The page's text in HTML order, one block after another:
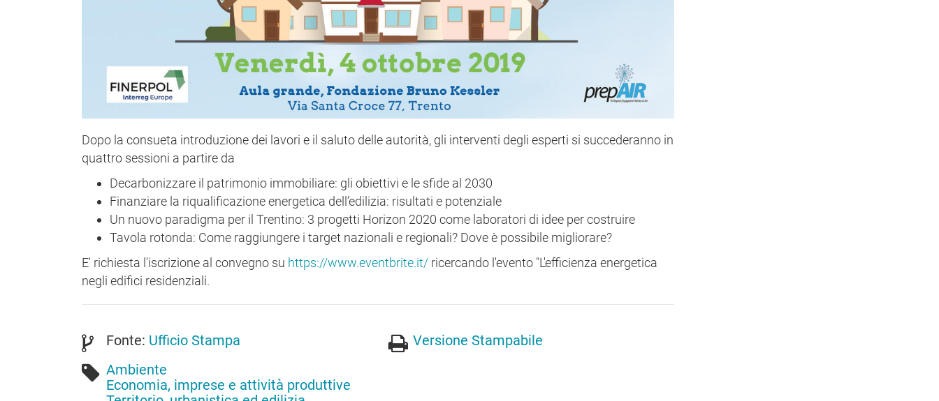
Dopo la consueta introduzione dei lavori e il saluto delle autorità, gli interventi degli esperti si succederanno in
quattro sessioni a partire da
Decarbonizzare il patrimonio immobiliare: gli obiettivi e le sfide al 2030
Finanziare la riqualificazione energetica dell’edilizia: risultati e potenziale
Un nuovo paradigma per il Trentino: 3 progetti Horizon 2020 come laboratori di idee per costruire
Tavola rotonda: Come raggiungere i target nazionali e regionali? Dove è possibile migliorare?
E' richiesta l'iscrizione al convegno su https://www.eventbrite.it/ ricercando l'evento "L'efficienza energetica
negli edifici residenziali.
Fonte: Ufficio Stampa
Ambiente
Economia, imprese e attività produttive
Versione Stampabile